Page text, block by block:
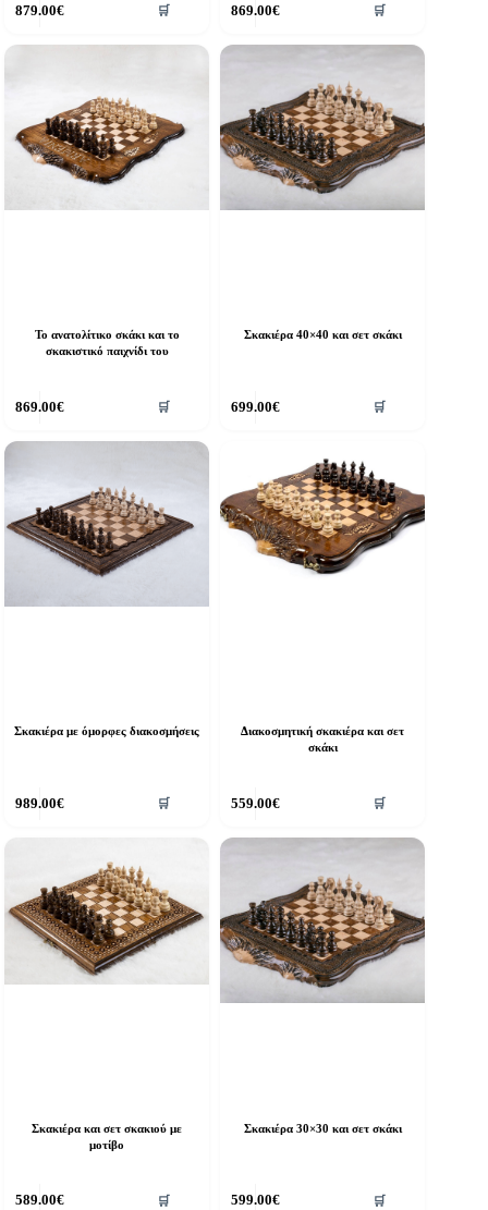
879.00€ 🛒 869.00€ 🛒
Το ανατολίτικο σκάκι και το
σκακιστικό παιχνίδι του
869.00€ 🛒
Σκακιέρα 40×40 και σετ σκάκι
699.00€ 🛒
Σκακιέρα με όμορφες διακοσμήσεις
989.00€ 🛒
Διακοσμητική σκακιέρα και σετ
σκάκι
559.00€ 🛒
Σκακιέρα και σετ σκακιού με
μοτίβο
589.00€ 🛒
Σκακιέρα 30×30 και σετ σκάκι
599.00€ 🛒